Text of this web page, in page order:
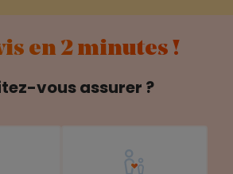
en 2 minutes !
vous assurer ?